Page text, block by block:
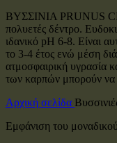
ΒΥΣΣΙΝΙΑ PRUNUS
πολυετές δέντρο.
ιδανικό pH 6-8. Είναι
το 3-4 έτος ενώ μέση
ατμοσφαιρική υγρασία
των καρπών μπορούν
Αρχική σελίδα
Εμφάνιση του